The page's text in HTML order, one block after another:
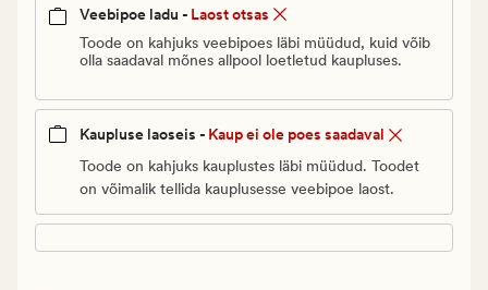
4,98
Veebipoe ladu - Laost otsas
Toode on kahjuks veebipoes läbi müüdud, kuid võib
olla saadaval mõnes allpool loetletud kaupluses.
Kaupluse laoseis - Kaup ei ole poes saadaval
Toode on kahjuks kauplustes läbi müüdud. Toodet
on võimalik tellida kauplusesse veebipoe laost.